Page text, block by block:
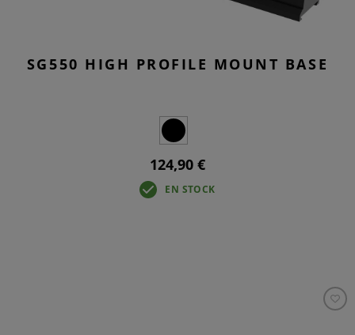
SG550 HIGH PROFILE MOUNT BASE
124,90 €
EN STOCK